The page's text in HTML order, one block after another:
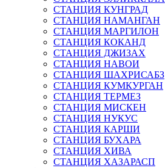
СТАНЦИЯ КУНГРАД
СТАНЦИЯ НАМАНГАН
СТАНЦИЯ МАРГИЛОН
СТАНЦИЯ КОКАНД
СТАНЦИЯ ДЖИЗАХ
СТАНЦИЯ НАВОИ
СТАНЦИЯ ШАХРИСАБЗ
СТАНЦИЯ КУМКУРГАН
СТАНЦИЯ ТЕРМЕЗ
СТАНЦИЯ МИСКЕН
СТАНЦИЯ НУКУС
СТАНЦИЯ КАРШИ
СТАНЦИЯ БУХАРА
СТАНЦИЯ ХИВА
СТАНЦИЯ ХАЗАРАСП